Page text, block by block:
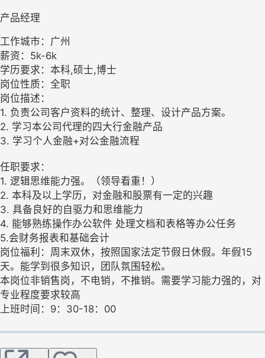
产品经理
工作城市：广州
薪资：5k-6k
学历要求：本科,硕士,博士
岗位性质：全职
岗位描述：
1. 负责公司客户资料的统计、整理、设计产品方案。
2. 学习本公司代理的四大行金融产品
3. 学习个人金融+对公金融流程
任职要求：
1. 逻辑思维能力强。（领导看重！）
2. 本科及以上学历，对金融和股票有一定的兴趣
3. 具备良好的自驱力和思维能力
4. 能够熟练操作办公软件 处理文档和表格等办公任务
5.会财务报表和基础会计
岗位福利：周末双休，按照国家法定节假日休假。年假15
天。能学到很多知识，团队氛围轻松。
本岗位非销售岗，不电销，不推销。需要学习能力强的，对
专业程度要求较高
上班时间：9：30-18：00